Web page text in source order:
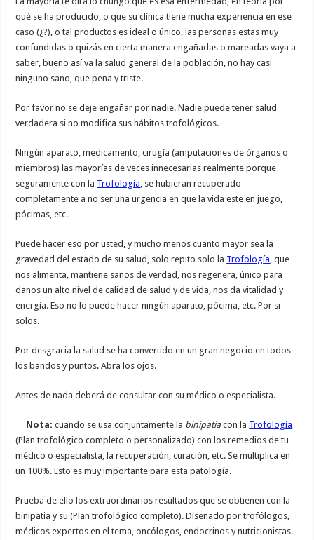
qué se ha producido, o que su clínica tiene mucha experiencia en ese
caso (¿?), o tal productos es ideal o único, las personas estas muy
confundidas o quizás en cierta manera engañadas o mareadas vaya a
saber, bueno así va la salud general de la población, no hay casi
ninguno sano, que pena y triste.
Por favor no se deje engañar por nadie. Nadie puede tener salud
verdadera si no modifica sus hábitos trofológicos.
Ningún aparato, medicamento, cirugía (amputaciones de órganos o
miembros) las mayorías de veces innecesarias realmente porque
seguramente con la Trofología , se hubieran recuperado
completamente a no ser una urgencia en que la vida este en juego,
pócimas, etc.
Puede hacer eso por usted, y mucho menos cuanto mayor sea la
gravedad del estado de su salud, solo repito solo la Trofología , que
nos alimenta, mantiene sanos de verdad, nos regenera, único para
danos un alto nivel de calidad de salud y de vida, nos da vitalidad y
energía. Eso no lo puede hacer ningún aparato, pócima, etc. Por si
solos.
Por desgracia la salud se ha convertido en un gran negocio en todos
los bandos y puntos. Abra los ojos.
Antes de nada deberá de consultar con su médico o especialista.
Nota:cuando se usa conjuntamente la binipatiacon la Trofología
(Plan trofológico completo o personalizado) con los remedios de tu
médico o especialista, la recuperación, curación, etc. Se multiplica en
un 100%. Esto es muy importante para esta patología.
Prueba de ello los extraordinarios resultados que se obtienen con la
binipatia y su (Plan trofológico completo). Diseñado por trofólogos,
médicos expertos en el tema, oncólogos, endocrinos y nutricionistas.